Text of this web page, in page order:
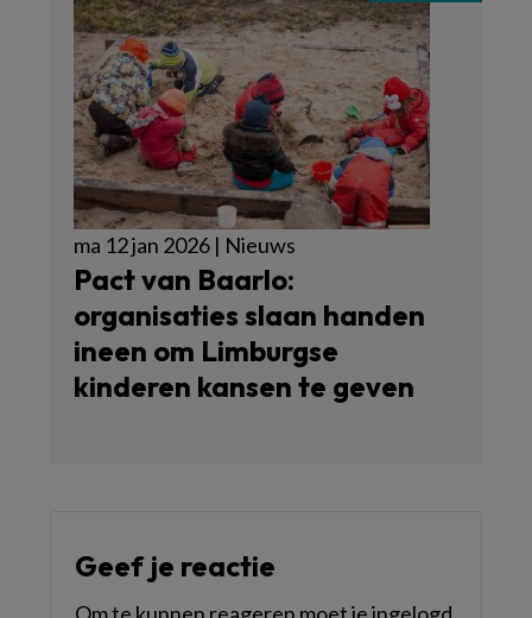
ma 12 jan 2026 | Nieuws
Pact van Baarlo:
organisaties slaan handen
ineen om Limburgse
kinderen kansen te geven
Geef je reactie